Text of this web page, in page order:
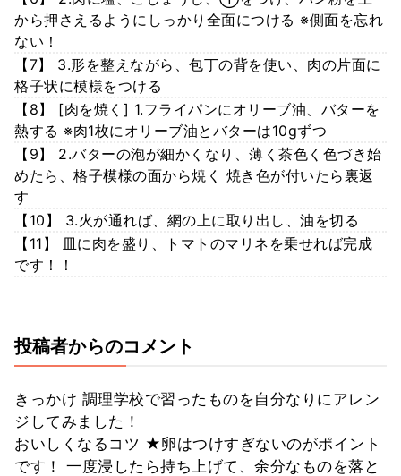
から押さえるようにしっかり全面につける ※側面を忘れ
ない！
【7】 3.形を整えながら、包丁の背を使い、肉の片面に
格子状に模様をつける
【8】 [肉を焼く] 1.フライパンにオリーブ油、バターを
熱する ※肉1枚にオリーブ油とバターは10gずつ
【9】 2.バターの泡が細かくなり、薄く茶色く色づき始
めたら、格子模様の面から焼く 焼き色が付いたら裏返
す
【10】 3.火が通れば、網の上に取り出し、油を切る
【11】 皿に肉を盛り、トマトのマリネを乗せれば完成
です！！
投稿者からのコメント
きっかけ 調理学校で習ったものを自分なりにアレン
ジしてみました！
おいしくなるコツ ★卵はつけすぎないのがポイント
です！ 一度浸したら持ち上げて、余分なものを落と